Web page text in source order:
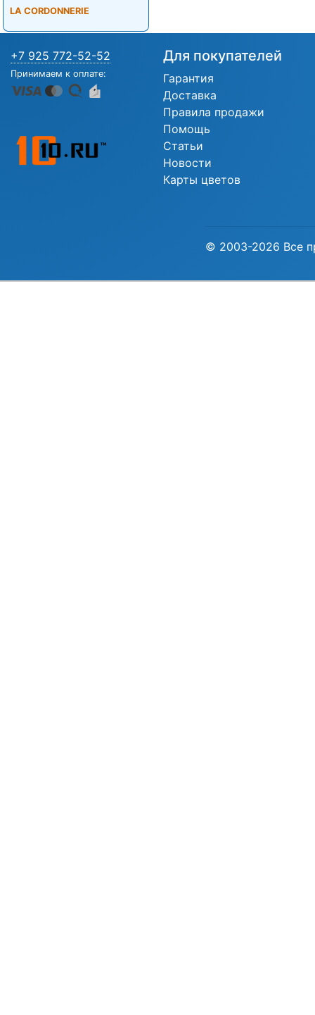
LA CORDONNERIE
+7 925 772-52-52
Принимаем к оплате:
Для покупателей
Гарантия
Доставка
Правила продажи
Помощь
Статьи
Новости
Карты цветов
© 2003-2026 Все